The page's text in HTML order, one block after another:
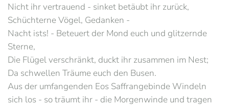
Nicht ihr vertrauend - sinket betäubt ihr zurück,
Schüchterne Vögel, Gedanken -
Nacht ists! - Beteuert der Mond euch und glitzernde
Sterne,
Die Flügel verschränkt, duckt ihr zusammen im Nest;
Da schwellen Träume euch den Busen.
Aus der umfangenden Eos Saffrangebinde Windeln
sich los - so träumt ihr - die Morgenwinde und tragen